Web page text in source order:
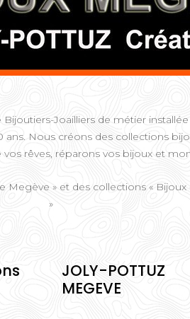
Joailliers de métier
ans. Nous créons des collections
rêves, réparons vos bijoux et
Megève » et des collections «
»
JOLY-POTTUZ
MEGEVE